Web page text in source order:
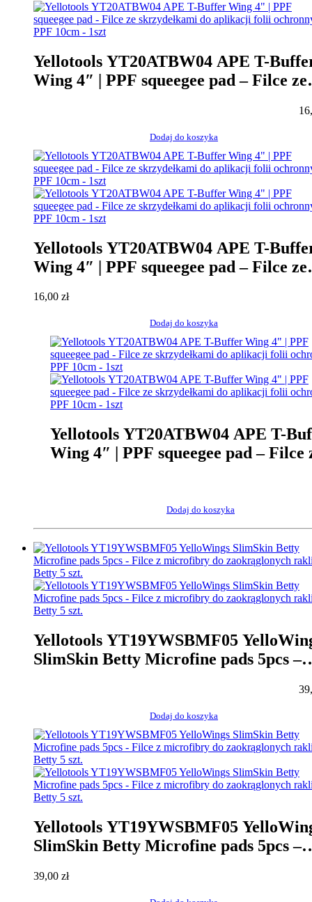
Yellotools YT20ATBW04 APE T-
Wing 4″ | PPF squeegee pad – Filce ze
Dodaj do koszyka
Yellotools YT20ATBW04 APE T-
Wing 4″ | PPF squeegee pad – Filce ze
ochronnych PPF 10cm – 1szt
16,00 zł
Dodaj do koszyka
Yellotools YT20ATBW04 APE T-
Wing 4″ | PPF squeegee pad – Filce
Dodaj do koszyka
Yellotools YT19YWSBMF05
SlimSkin Betty Microfine pads 5pcs –
Dodaj do koszyka
Yellotools YT19YWSBMF05
SlimSkin Betty Microfine pads 5pcs –
Betty 5 szt.
39,00 zł